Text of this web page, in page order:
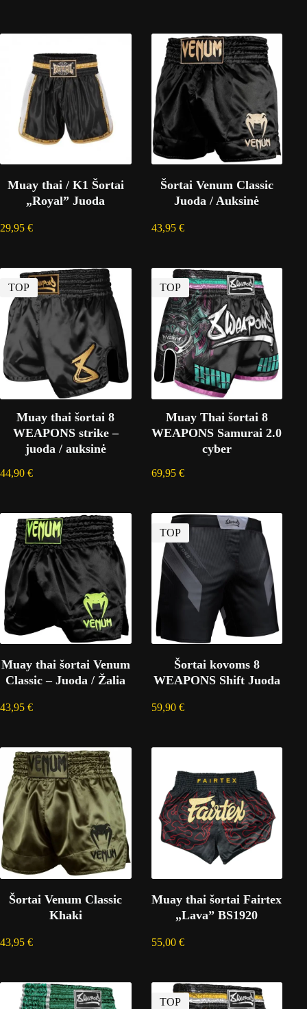
Muay thai / K1 Šortai
„Royal” Juoda
29,95 €
Šortai Venum Classic
Juoda / Auksinė
43,95 €
TOP
Muay thai šortai 8
WEAPONS strike –
juoda / auksinė
44,90 €
TOP
Muay Thai šortai 8
WEAPONS Samurai 2.0
cyber
69,95 €
Muay thai šortai Venum
Classic – Juoda / Žalia
43,95 €
TOP
Šortai kovoms 8
WEAPONS Shift Juoda
59,90 €
Šortai Venum Classic
Khaki
43,95 €
Muay thai šortai Fairtex
„Lava” BS1920
55,00 €
TOP